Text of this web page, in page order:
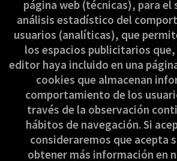
ATENCIÓN AL
Quiénes somos
Pedidos especiales
Formulario de
página web (técnicas), para el
análisis estadístico del
usuarios (analíticas), que
los espacios publicitarios que,
editor haya incluido en una
cookies que almacenan
comportamiento de los
través de la observación
hábitos de navegación. Si
consideraremos que acepta
obtener más información en